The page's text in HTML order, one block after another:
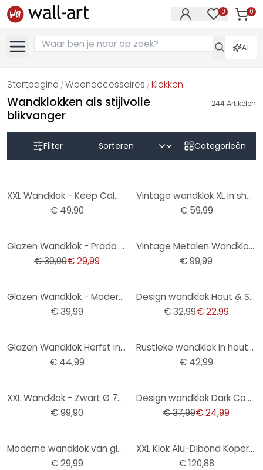
0 0
AI
Startpagina /Woonaccessoires /Klokken
Wandklokken als stijlvolle
blikvanger
244Artikelen
Filter Categorieën
XXL Wandklok - Keep Calm and Carry On Ø 70 cm
€ 49,90
Vintage wandklok XL in shabby stijl gemaakt van metaal | geruisloos | Ø50 cm
€ 59,99
Glazen Wandklok - Prada Marfa
€ 39,99€ 29,99
Vintage Metalen Wandklok met bewegende tandwielen
€ 99,99
Glazen Wandklok - Modern 02
€ 39,99
Design wandklok Hout & Staal met walnoot hout look en Romeinse cijfers Ø40 cm
€ 32,99€ 22,99
Glazen Wandklok Herfst in de Bergen
€ 44,99
Rustieke wandklok in hout-metaallook met vintage cijfers geruisloos Ø50cm
€ 42,99
XXL Wandklok - Zwart Ø 70 cm
€ 99,90
Design wandklok Dark Contrast met walnoot houtlook en Arabische cijfers Ø50 cm
€ 37,99€ 24,99
Moderne wandklok van glas in zwart marmerlook Ø30 cm
€ 29,99
XXL Klok Alu-Dibond Koper Effect
€ 120,88